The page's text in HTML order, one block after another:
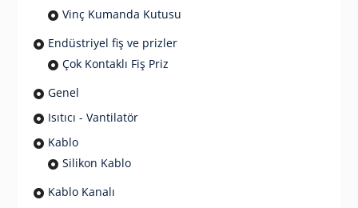
Vinç Kumanda Kutusu
Endüstriyel fiş ve prizler
Çok Kontaklı Fiş Priz
Genel
Isıtıcı - Vantilatör
Kablo
Silikon Kablo
Kablo Kanalı